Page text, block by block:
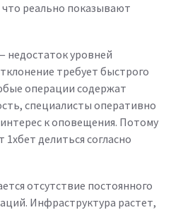
реально показывают
недостаток уровней
требует быстрого
операции содержат
специалисты оперативно
к оповещения. Потому
делиться согласно
отсутствие постоянного
Инфраструктура растет,